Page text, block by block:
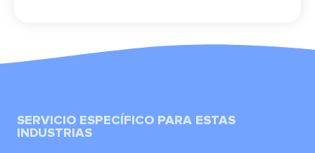
SERVICIO ESPECÍFICO PARA ESTAS
INDUSTRIAS